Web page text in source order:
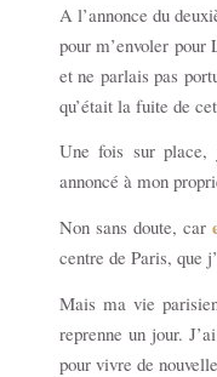
A l’annonce du
pour m’envoler pour
et ne parlais pas
qu’était la fuite de
Une fois sur
annoncé à mon
Non sans doute, car
centre de Paris, que
Mais ma vie
reprenne un jour.
pour vivre de